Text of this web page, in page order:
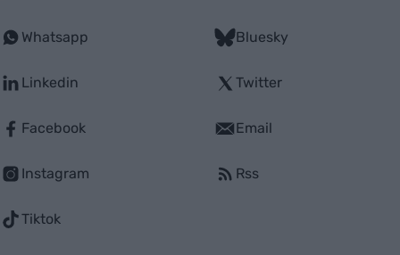
Whatsapp
Linkedin
Facebook
Instagram
Tiktok
Bluesky
Twitter
Email
Rss